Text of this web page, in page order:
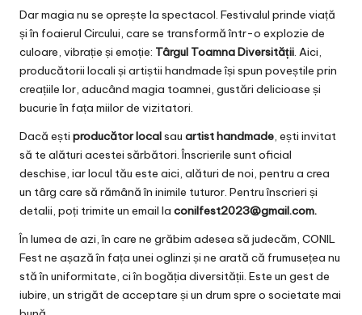
Dar magia nu se oprește la spectacol. Festivalul prinde viață
și în foaierul Circului, care se transformă într-o explozie de
culoare, vibrație și emoție: Târgul Toamna Diversității. Aici,
producătorii locali și artiștii handmade își spun poveștile prin
creațiile lor, aducând magia toamnei, gustări delicioase și
bucurie în fața miilor de vizitatori.
Dacă ești producător localsau artist handmade, ești invitat
să te alături acestei sărbători. Înscrierile sunt oficial
deschise, iar locul tău este aici, alături de noi, pentru a crea
un târg care să rămână în inimile tuturor. Pentru înscrieri și
detalii, poți trimite un email la conilfest2023@gmail.com.
În lumea de azi, în care ne grăbim adesea să judecăm, CONIL
Fest ne așază în fața unei oglinzi și ne arată că frumusețea nu
stă în uniformitate, ci în bogăția diversității. Este un gest de
iubire, un strigăt de acceptare și un drum spre o societate mai